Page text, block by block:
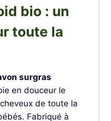
bio : un
toute la
surgras
en douceur le
de toute la
Fabriqué à